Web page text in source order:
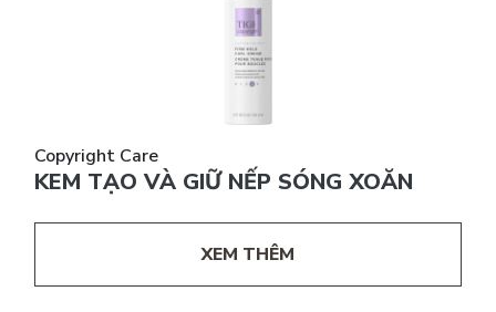
Copyright Care
KEM TẠO VÀ GIỮ NẾP SÓNG XOĂN
XEM THÊM